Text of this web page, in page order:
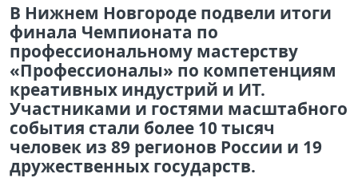
В Нижнем Новгороде подвели итоги
финала Чемпионата по
профессиональному мастерству
«Профессионалы» по компетенциям
креативных индустрий и ИТ.
Участниками и гостями масштабного
события стали более 10 тысяч
человек из 89 регионов России и 19
дружественных государств.